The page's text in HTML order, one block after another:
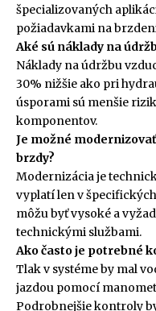
špecializovaných
požiadavkami na
Aké sú náklady na
Náklady na údržbu
30% nižšie ako pri
úsporami sú menšie
komponentov.
Je možné
brzdy?
Modernizácia je
vyplatí len v
môžu byť vysoké a
technickými službami.
Ako často je potrebné
Tlak v systéme by mal
jazdou pomocí
Podrobnejšie kontroly